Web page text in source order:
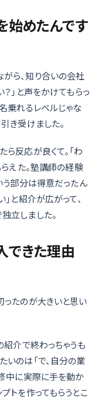
始めたんです
ら、知り合いの会社
」と声をかけてもらっ
乗れるレベルじゃな
き受けました。
反応が良くて。「わ
らえた。塾講師の経験
う部分は得意だったん
」と紹介が広がって、
立しました。
できた理由
ったのが大きいと思い
紹介で終わっちゃうも
いのは「で、自分の業
中に実際に手を動か
トを作ってもらうとこ